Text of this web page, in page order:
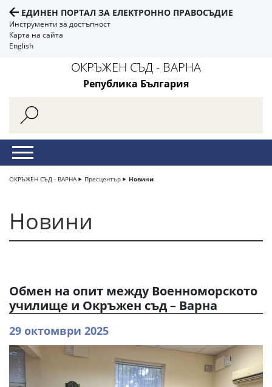
ЕДИНЕН ПОРТАЛ ЗА ЕЛЕКТРОННО ПРАВОСЪДИЕ
Инструменти за достъпност
Карта на сайта
English
ОКРЪЖЕН СЪД - ВАРНА
Република България
ОКРЪЖЕН СЪД - ВАРНА Пресцентър Новини
Новини
Обмен на опит между Военноморското
училище и Окръжен съд – Варна
29 октомври 2025